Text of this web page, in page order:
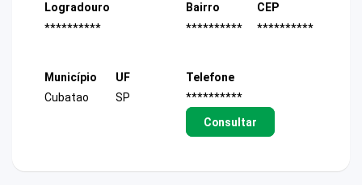
Logradouro
**********
Bairro
**********
CEP
**********
Município
Cubatao
UF
SP
Telefone
**********
Consultar